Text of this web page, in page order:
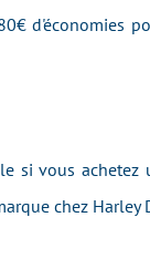
d'économies
si vous
chez Harley